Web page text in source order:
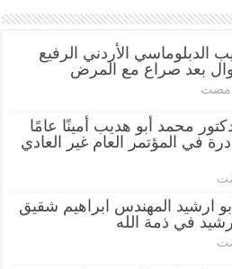
الدبلوماسي الأردني الرفيع
بعد صراع مع المرض
محمد أبو هديب أمينًا عامًا
في المؤتمر العام غير العادي
ارشيد المهندس ابراهيم شقيق
في ذمة الله